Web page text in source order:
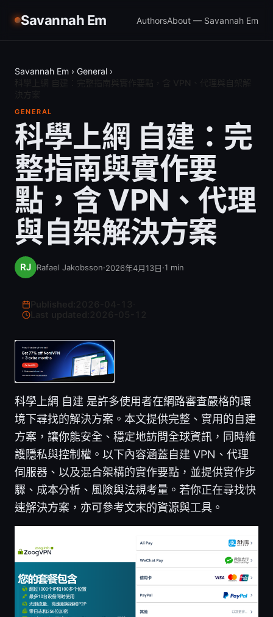
Savannah Em AuthorsAbout — Savannah Em
Savannah Em › General ›
GENERAL
科學上網 自建：完
整指南與實作要
點，含 VPN、代理
與自架解決方案
Rafael Jakobsson·2026年4月13日·1 min
Last updated:
科學上網 自建 是許多使用者在網路審查嚴格的環
境下尋找的解決方案。本文提供完整、實用的自建
方案，讓你能安全、穩定地訪問全球資訊，同時維
護隱私與控制權。以下內容涵蓋自建 VPN、代理
伺服器、以及混合架構的實作要點，並提供實作步
驟、成本分析、風險與法規考量。若你正在尋找快
速解決方案，亦可參考文末的資源與工具。